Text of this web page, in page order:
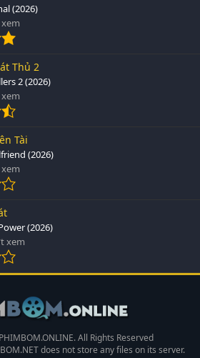
(2026)
Thủ 2
2 (2026)
Tài
(2026)
(2026)
xem
All Rights Reserved
does not store any files on its server.